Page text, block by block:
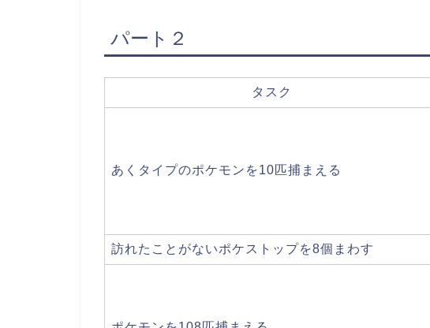
パート２
タスク
あくタイプのポケモンを10匹捕まえる
訪れたことがないポケストップを8個まわす